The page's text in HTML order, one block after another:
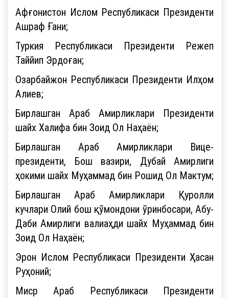
Афғонистон Ислом Республикаси Президенти
Ашраф Ғани;
Туркия Республикаси Президенти Режеп
Таййип Эрдоған;
Озарбайжон Республикаси Президенти Илҳом
Алиев;
Бирлашган Араб Амирликлари Президенти
шайх Халифа бин Зоид Ол Наҳаён;
Бирлашган Араб Амирликлари Вице-
президенти, Бош вазири, Дубай Амирлиги
ҳокими шайх Муҳаммад бин Рошид Ол Мактум;
Бирлашган Араб Амирликлари Қуролли
кучлари Олий бош қўмондони ўринбосари, Абу-
Даби Амирлиги валиаҳди шайх Муҳаммад бин
Зоид Ол Наҳаён;
Эрон Ислом Республикаси Президенти Ҳасан
Руҳоний;
Миср Араб Республикаси Президенти